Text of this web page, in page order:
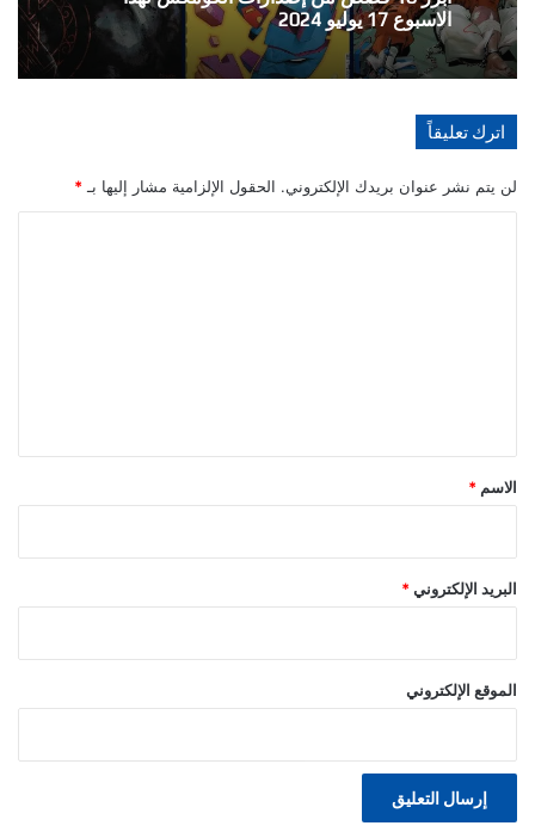
الاسبوع 10 يوليو 2024
اترك تعليقاً
لن يتم نشر عنوان بريدك الإلكتروني. الحقول الإلزامية مشار إليها بـ *
*
الاسم *
البريد الإلكتروني *
الموقع الإلكتروني